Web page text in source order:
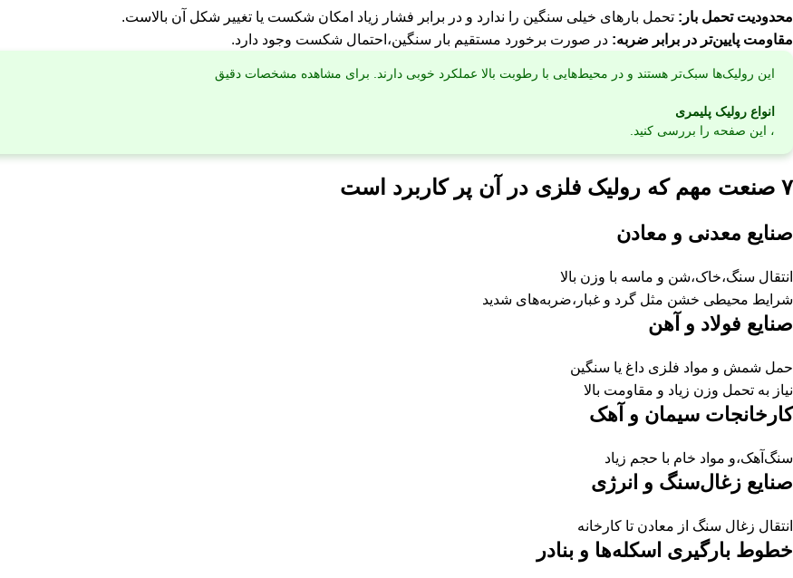
محدودیت تحمل بار : تحمل بارهای خیلی سنگین را ندارد و در برابر فشار زیاد امکان شکست یا تغییر شکل آن بالاست.
مقاومت پایین‌تر در برابر ضربه: در صورت برخورد مستقیم بار سنگین،احتمال شکست وجود دارد.
این رولیک‌ها سبک‌تر هستند و در محیط‌هایی با رطوبت بالا عملکرد خوبی دارند. برای مشاهده مشخصات دقیق
انواع رولیک پلیمری
، این صفحه را بررسی کنید.
۷ صنعت مهم که رولیک فلزی در آن پر کاربرد است
صنایع معدنی و معادن
انتقال سنگ،خاک،شن و ماسه با وزن بالا
شرایط محیطی خشن مثل گرد و غبار،ضربه‌های شدید
صنایع فولاد و آهن
حمل شمش و مواد فلزی داغ یا سنگین
نیاز به تحمل وزن زیاد و مقاومت بالا
کارخانجات سیمان و آهک
سنگ‌آهک،و مواد خام با حجم زیاد
صنایع زغال‌سنگ و انرژی
انتقال زغال سنگ از معادن تا کارخانه
خطوط بارگیری اسکله‌ها و بنادر